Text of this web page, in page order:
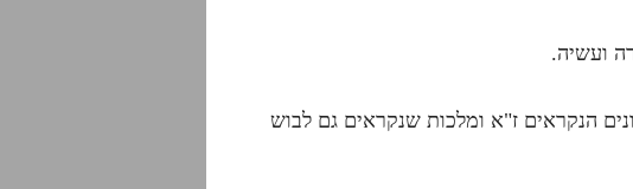
ועשיה.
הנקראים ז"א ומלכות שנקראים גם לבוש